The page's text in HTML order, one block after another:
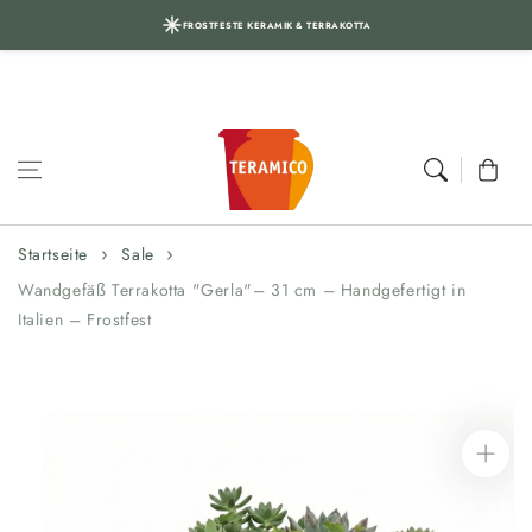
FROSTFESTE KERAMIK & TERRAKOTTA
Zum Inhalt
Startseite
Sale
Wandgefäß Terrakotta "Gerla"– 31 cm – Handgefertigt in
Italien – Frostfest